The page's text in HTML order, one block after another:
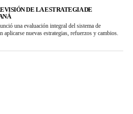
DE LA ESTRATEGIA DE
una evaluación integral del sistema de
aplicarse nuevas estrategias, refuerzos y cambios.